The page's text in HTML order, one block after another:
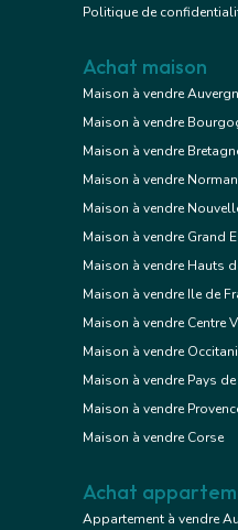
Politique de
Achat maison
Maison à vendre
Maison à vendre
Maison à vendre
Maison à vendre
Maison à vendre
Maison à vendre Grand
Maison à vendre Hauts
Maison à vendre Ile de
Maison à vendre Centre
Maison à vendre
Maison à vendre Pays
Maison à vendre
Maison à vendre Corse
Achat
Appartement à vendre